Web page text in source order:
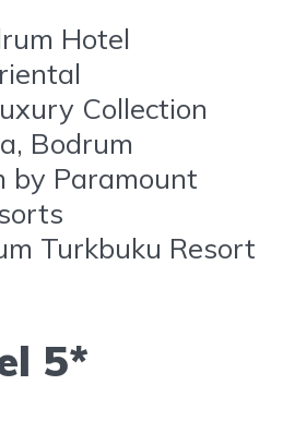
Hotel
Collection
Bodrum
by Paramount
Turkbuku Resort
5*